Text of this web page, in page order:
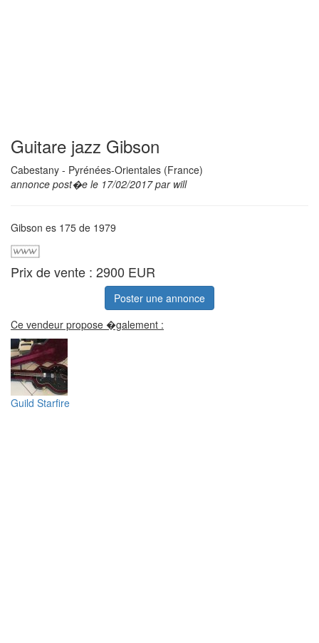
Guitare jazz Gibson
Cabestany - Pyrénées-Orientales (France)
annonce post�e le 17/02/2017 par will
Gibson es 175 de 1979
Prix de vente : 2900 EUR
Poster une annonce
Ce vendeur propose �galement :
Guild Starfire